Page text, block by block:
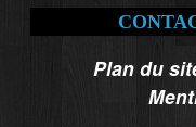
Plan du